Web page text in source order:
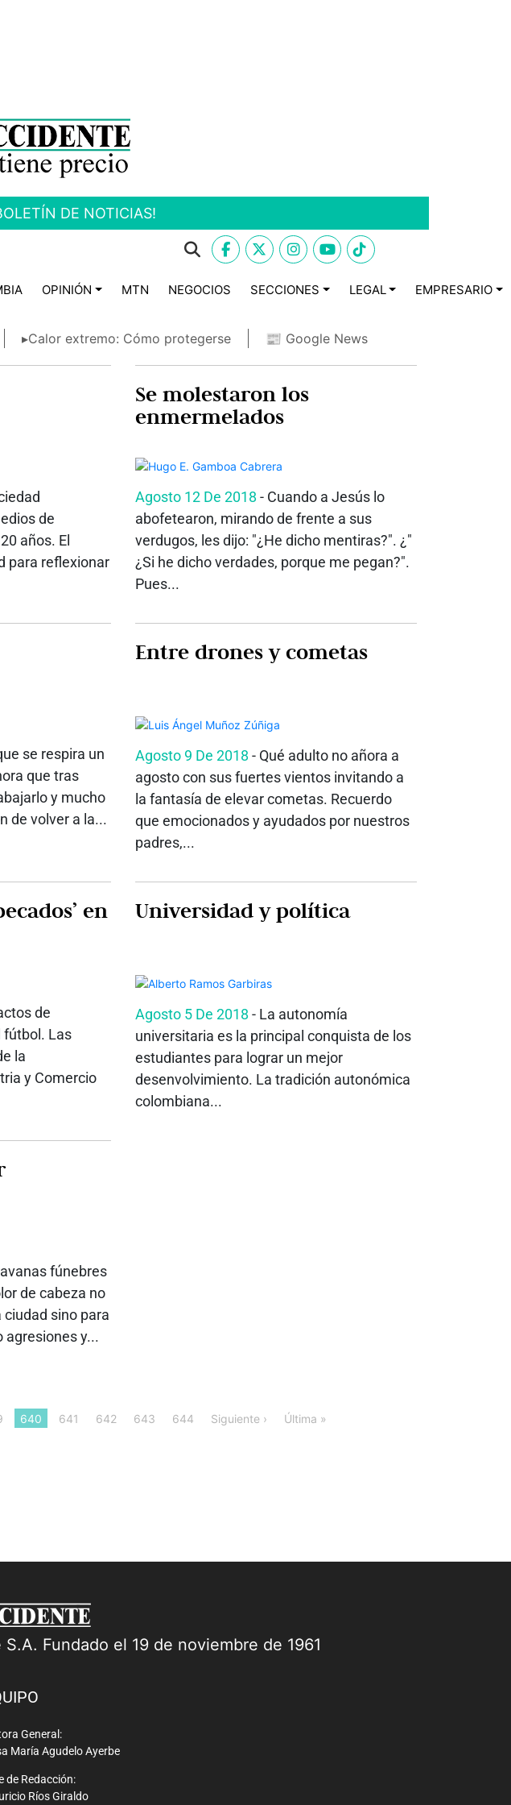
DE NOTICIAS!
OPINIÓN MTN NEGOCIOS SECCIONES LEGAL EMPRESARIO
▸Calor extremo: Cómo protegerse 📰 Google News
de
años. El
para reflexionar
Se molestaron los
enmermelados
Agosto 12 De 2018 - Cuando a Jesús lo
abofetearon, mirando de frente a sus
verdugos, les dijo: "¿He dicho mentiras?". ¿"
¿Si he dicho verdades, porque me pegan?".
Pues...
se respira un
que tras
y mucho
de volver a la...
Entre drones y cometas
Agosto 9 De 2018 - Qué adulto no añora a
agosto con sus fuertes vientos invitando a
la fantasía de elevar cometas. Recuerdo
que emocionados y ayudados por nuestros
padres,...
en
de
fútbol. Las
la
y Comercio
Universidad y política
Agosto 5 De 2018 - La autonomía
universitaria es la principal conquista de los
estudiantes para lograr un mejor
desenvolvimiento. La tradición autonómica
colombiana...
fúnebres
de cabeza no
sino para
agresiones y...
640 641 642 643 644 Siguiente › Última »
Fundado el 19 de noviembre de 1961
General:
María Agudelo Ayerbe
de Redacción:
Ríos Giraldo